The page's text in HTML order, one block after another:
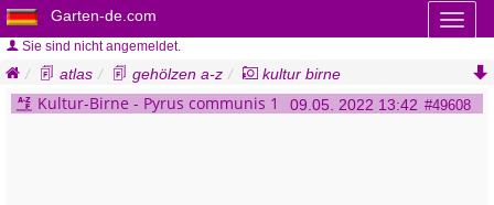
Garten-de.com
Sie sind nicht angemeldet.
atlas gehölzen a-z
kultur birne
pyrus communis
09.05. 2022 13:42 #49608
Kultur-Birne - Pyrus communis 1